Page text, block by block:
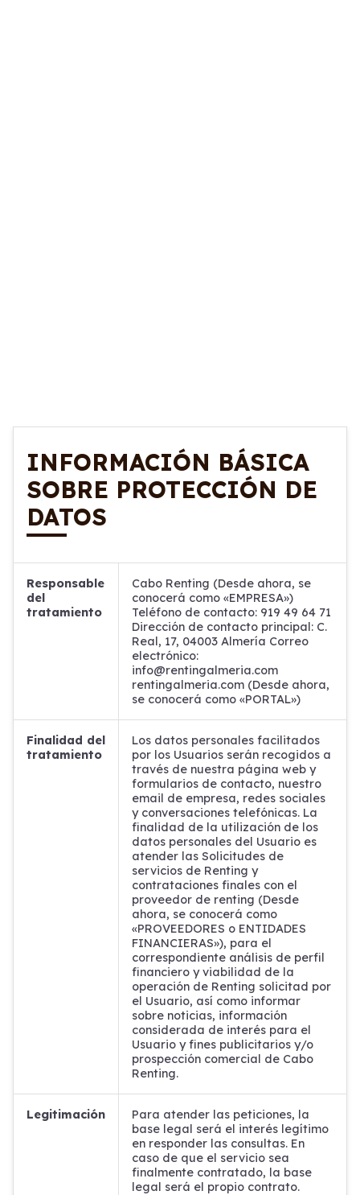
INFORMACIÓN BÁSICA
SOBRE PROTECCIÓN DE
DATOS
Responsable
del
tratamiento
Cabo Renting (Desde ahora, se
conocerá como «EMPRESA»)
Teléfono de contacto: 919 49 64 71
Dirección de contacto principal: C.
Real, 17, 04003 Almería Correo
electrónico:
info@rentingalmeria.com
rentingalmeria.com (Desde ahora,
se conocerá como «PORTAL»)
Finalidad del
tratamiento
Los datos personales facilitados
por los Usuarios serán recogidos a
través de nuestra página web y
formularios de contacto, nuestro
email de empresa, redes sociales
y conversaciones telefónicas. La
finalidad de la utilización de los
datos personales del Usuario es
atender las Solicitudes de
servicios de Renting y
contrataciones finales con el
proveedor de renting (Desde
ahora, se conocerá como
«PROVEEDORES o ENTIDADES
FINANCIERAS»), para el
correspondiente análisis de perfil
financiero y viabilidad de la
operación de Renting solicitad por
el Usuario, así como informar
sobre noticias, información
considerada de interés para el
Usuario y fines publicitarios y/o
prospección comercial de Cabo
Renting.
Legitimación
Para atender las peticiones, la
base legal será el interés legítimo
en responder las consultas. En
caso de que el servicio sea
finalmente contratado, la base
legal será el propio contrato.